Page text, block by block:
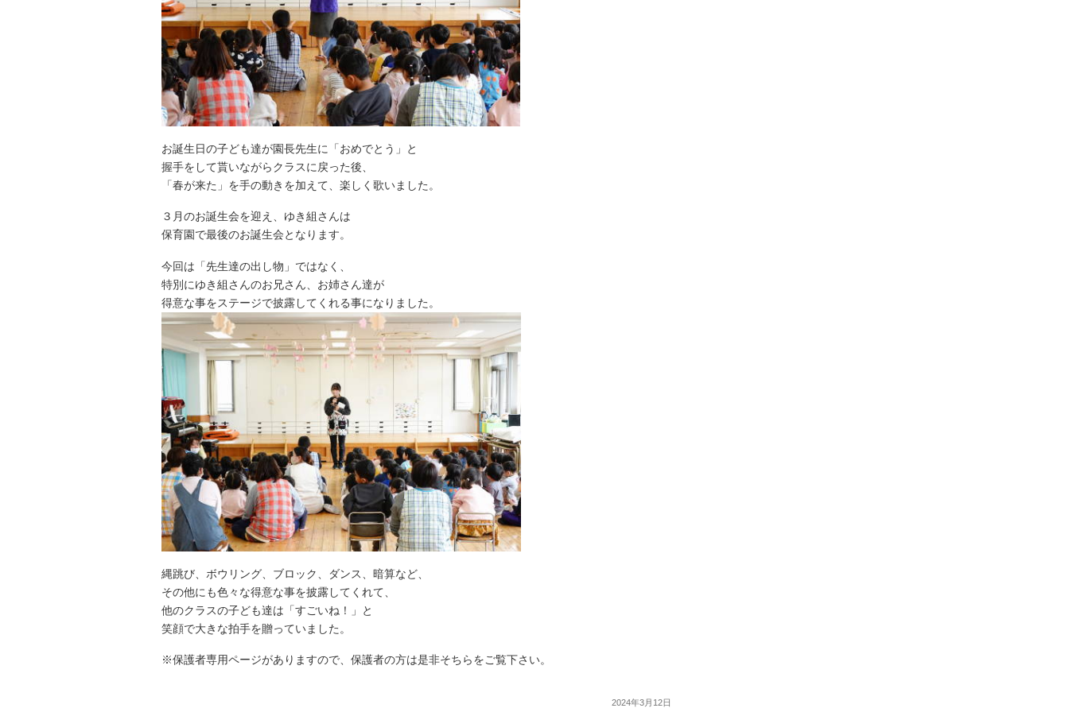
お誕生日の子ども達が園長先生に「おめでとう」と
握手をして貰いながらクラスに戻った後、
「春が来た」を手の動きを加えて、楽しく歌いました。
３月のお誕生会を迎え、ゆき組さんは
保育園で最後のお誕生会となります。
今回は「先生達の出し物」ではなく、
特別にゆき組さんのお兄さん、お姉さん達が
得意な事をステージで披露してくれる事になりました。
縄跳び、ボウリング、ブロック、ダンス、暗算など、
その他にも色々な得意な事を披露してくれて、
他のクラスの子ども達は「すごいね！」と
笑顔で大きな拍手を贈っていました。
※保護者専用ページがありますので、保護者の方は是非そちらをご覧下さい。
2024年3月12日